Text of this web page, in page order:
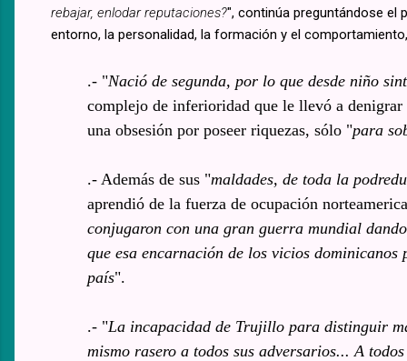
rebajar, enlodar reputaciones?", continúa preguntándose el
entorno, la personalidad, la formación y el
.- "Nació de segunda, por lo que desde niño
complejo de inferioridad que le llevó a denigrar
una obsesión por poseer riquezas, sólo "para
.- Además de sus "maldades, de toda la
aprendió de la fuerza de ocupación
conjugaron con una gran guerra mundial
que esa encarnación de los vicios
país".
.- "La incapacidad de Trujillo para distinguir
mismo rasero a todos sus adversarios... A